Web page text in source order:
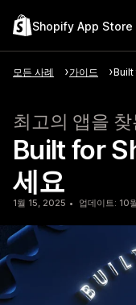
Shopify App Store
모든 사례 가이드
최고의 앱을
Built for
세요
1월 15, 2025 업데이트: 10